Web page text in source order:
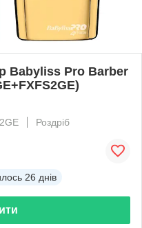
Babyliss Pro Barber
Роздріб
26 днів